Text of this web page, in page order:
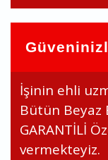
İşinin ehli
Bütün Beyaz
GARANTİLİ
vermekteyiz.